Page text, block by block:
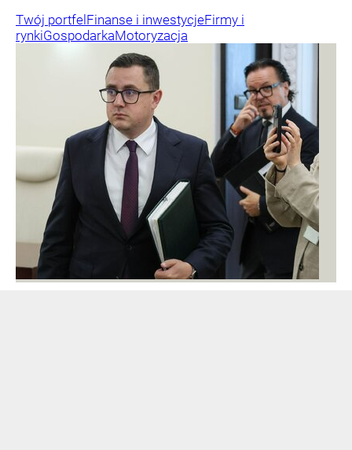
Twój portfel Finanse i inwestycjeFirmy i
rynkiGospodarkaMotoryzacja